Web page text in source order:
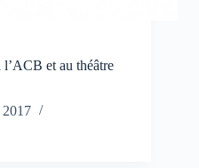
et au théâtre
2017